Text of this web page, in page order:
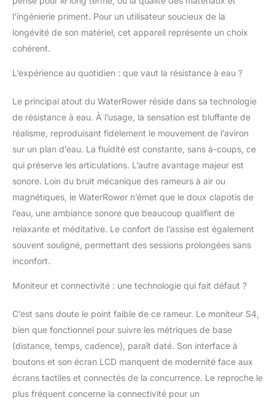
l’ingénierie priment. Pour un utilisateur soucieux de la
longévité de son matériel, cet appareil représente un choix
cohérent.
L’expérience au quotidien : que vaut la résistance à eau ?
Le principal atout du WaterRower réside dans sa technologie
de résistance à eau. À l’usage, la sensation est bluffante de
réalisme, reproduisant fidèlement le mouvement de l’aviron
sur un plan d’eau. La fluidité est constante, sans à-coups, ce
qui préserve les articulations. L’autre avantage majeur est
sonore. Loin du bruit mécanique des rameurs à air ou
magnétiques, le WaterRower n’émet que le doux clapotis de
l’eau, une ambiance sonore que beaucoup qualifient de
relaxante et méditative. Le confort de l’assise est également
souvent souligné, permettant des sessions prolongées sans
inconfort.
Moniteur et connectivité : une technologie qui fait défaut ?
C’est sans doute le point faible de ce rameur. Le moniteur S4,
bien que fonctionnel pour suivre les métriques de base
(distance, temps, cadence), paraît daté. Son interface à
boutons et son écran LCD manquent de modernité face aux
écrans tactiles et connectés de la concurrence. Le reproche le
plus fréquent concerne la connectivité pour un